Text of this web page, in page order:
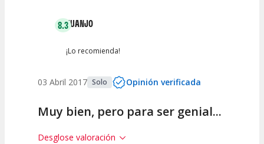
8.3JUANJO
¡Lo recomienda!
03 Abril 2017 Solo Opinión verificada
Muy bien, pero para ser genial...
Desglose valoración